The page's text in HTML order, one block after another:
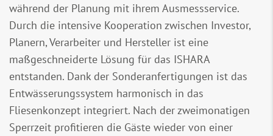
während der Planung mit ihrem Ausmessservice.
Durch die intensive Kooperation zwischen Investor,
Planern, Verarbeiter und Hersteller ist eine
maßgeschneiderte Lösung für das ISHARA
entstanden. Dank der Sonderanfertigungen ist das
Entwässerungssystem harmonisch in das
Fliesenkonzept integriert. Nach der zweimonatigen
Sperrzeit profitieren die Gäste wieder von einer